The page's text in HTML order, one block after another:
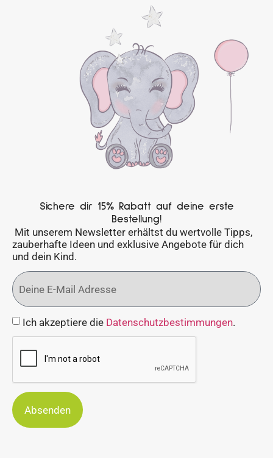
Sichere dir 15% Rabatt auf deine erste
Bestellung!
Mit unserem Newsletter erhältst du wertvolle Tipps,
zauberhafte Ideen und exklusive Angebote für dich
und dein Kind.
Ich akzeptiere die Datenschutzbestimmungen.
Absenden